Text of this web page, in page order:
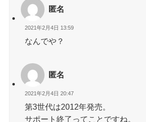
匿名
2021年2月4日 13:59
なんでや？
匿名
2021年2月4日 20:47
第3世代は2012年発売。
サポート終了ってことですね。